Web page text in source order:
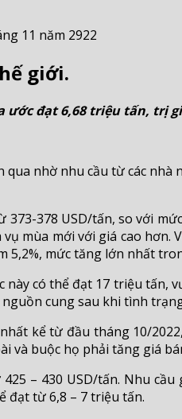
11 năm 2922
giới.
đạt 6,68 triệu tấn, trị
nhờ nhu cầu từ các
373-378 USD/tấn, so với
mùa mới với giá cao
mức tăng lớn nhất
có thể đạt 17 triệu
cung sau khi tình
kể từ đầu tháng 10/
và buộc họ phải tăng giá
– 430 USD/tấn. Nhu
đạt từ 6,8 – 7 triệu tấn.